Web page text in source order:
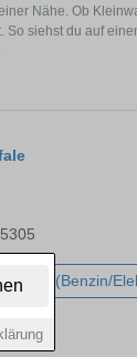
Nähe. Ob
siehst du auf
Hybrid (Benzin/